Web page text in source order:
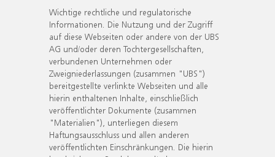
Wichtige rechtliche und regulatorische
Informationen. Die Nutzung und der Zugriff
auf diese Webseiten oder andere von der UBS
AG und/oder deren Tochtergesellschaften,
verbundenen Unternehmen oder
Zweigniederlassungen (zusammen "UBS")
bereitgestellte verlinkte Webseiten und alle
hierin enthaltenen Inhalte, einschließlich
veröffentlichter Dokumente (zusammen
"Materialien"), unterliegen diesem
Haftungsausschluss und allen anderen
veröffentlichten Einschränkungen. Die hierin